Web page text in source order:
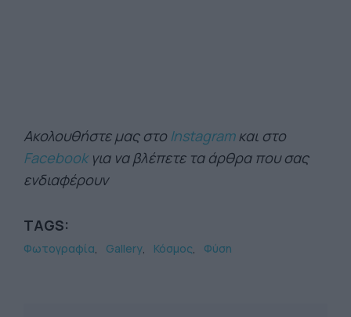
Ακολουθήστε μας στο Instagramκαι στο
Facebookγια να βλέπετε τα άρθρα που σας
ενδιαφέρουν
TAGS:
Φωτογραφία Gallery Κόσμος Φύση